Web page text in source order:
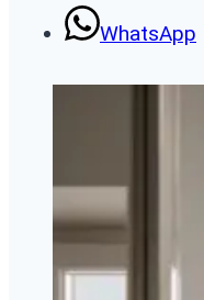
WhatsApp